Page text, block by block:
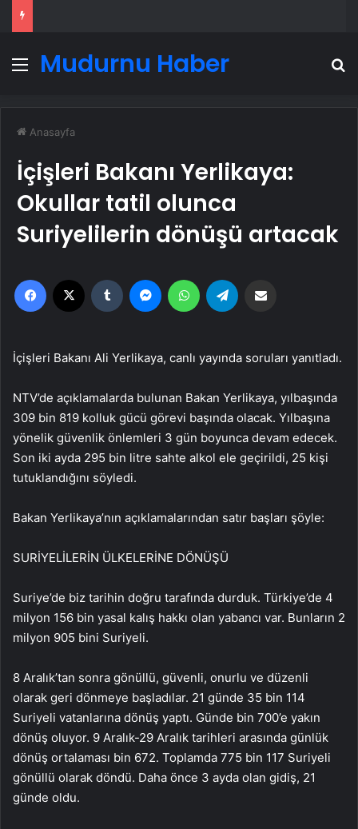
MenüMudurnu Haber
Anasayfa
İçişleri Bakanı Yerlikaya:
Okullar tatil olunca
Suriyelilerin dönüşü artacak
Facebook Tumblr MessengerWhatsApp
İçişleri Bakanı Ali Yerlikaya, canlı yayında soruları yanıtladı.
NTV’de açıklamalarda bulunan Bakan Yerlikaya, yılbaşında
309 bin 819 kolluk gücü görevi başında olacak. Yılbaşına
yönelik güvenlik önlemleri 3 gün boyunca devam edecek.
Son iki ayda 295 bin litre sahte alkol ele geçirildi, 25 kişi
tutuklandığını söyledi.
Bakan Yerlikaya’nın açıklamalarından satır başları şöyle:
SURİYELİLERİN ÜLKELERİNE DÖNÜŞÜ
Suriye’de biz tarihin doğru tarafında durduk. Türkiye’de 4
milyon 156 bin yasal kalış hakkı olan yabancı var. Bunların 2
milyon 905 bini Suriyeli.
8 Aralık’tan sonra gönüllü, güvenli, onurlu ve düzenli
olarak geri dönmeye başladılar. 21 günde 35 bin 114
Suriyeli vatanlarına dönüş yaptı. Günde bin 700’e yakın
dönüş oluyor. 9 Aralık-29 Aralık tarihleri arasında günlük
dönüş ortalaması bin 672. Toplamda 775 bin 117 Suriyeli
gönüllü olarak döndü. Daha önce 3 ayda olan gidiş, 21
günde oldu.